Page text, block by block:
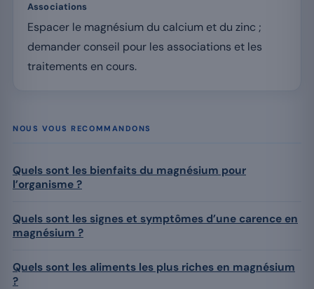
Associations
Espacer le magnésium du calcium et du zinc ;
demander conseil pour les associations et les
traitements en cours.
NOUS VOUS RECOMMANDONS
Quels sont les bienfaits du magnésium pour
l’organisme ?
Quels sont les signes et symptômes d’une carence en
magnésium ?
Quels sont les aliments les plus riches en magnésium
?